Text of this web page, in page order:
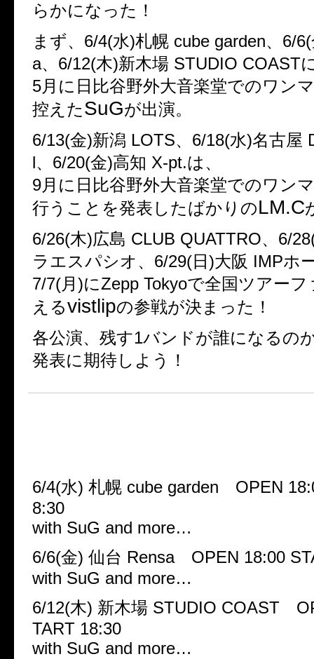
らかになった！
まず、6/4(水)札幌 cube garden、6/
a、6/12(木)新木場 STUDIO COAST
5月に日比谷野外大音楽堂でのワン
控えたSuGが出演。
6/13(金)新潟 LOTS、6/18(水)名古屋
l、6/20(金)高知 X-pt.は、
9月に日比谷野外大音楽堂でのワン
行うことを発表したばかりのLM.C
6/26(木)広島 CLUB QUATTRO、6/
ラエスパシオ、6/29(日)大阪 IMPホ
7/7(月)にZepp Tokyoで全国ツアー
えるvistlipの参戦が決まった！
各公演、残す1バンドが誰になるの
発表に期待しよう！
6/4(水) 札幌 cube garden OPEN
8:30
with SuG and more…
6/6(金) 仙台 Rensa OPEN 18:00
with SuG and more…
6/12(木) 新木場 STUDIO COAST
TART 18:30
with SuG and more…